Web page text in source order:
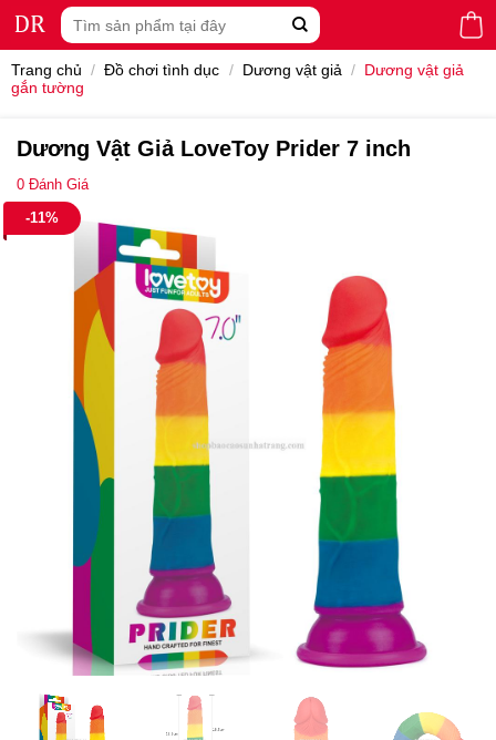
Tìm
kiếm:
Trang chủ / Đồ chơi tình dục / Dương vật giả / Dương vật giả
gắn tường
Dương Vật Giả LoveToy Prider 7 inch
0 Đánh Giá
-11%